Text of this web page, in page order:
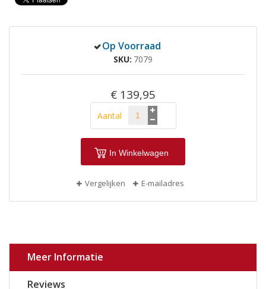
Op Voorraad
SKU 7079
€ 139,95
Aantal
In Winkelwagen
Vergelijken E-mailadres
Meer Informatie
Reviews